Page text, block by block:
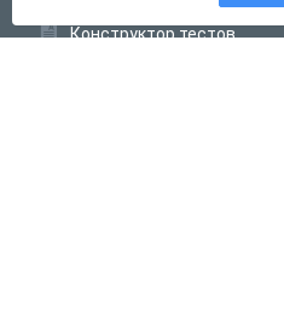
Конструктор тестов